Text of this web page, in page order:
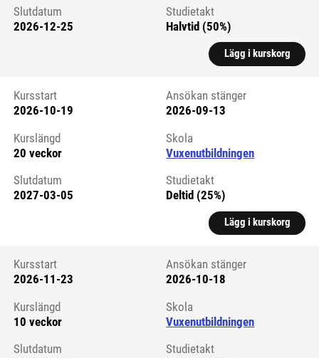
Slutdatum
2026-12-25
Studietakt
Halvtid (50%)
Lägg i kurskorg
Kursstart 6326537
Kursstart
2026-10-19
Ansökan stänger
2026-09-13
Kurslängd
20 veckor
Skola
Vuxenutbildningen
Slutdatum
2027-03-05
Studietakt
Deltid (25%)
Lägg i kurskorg
Kursstart 6326538
Kursstart
2026-11-23
Ansökan stänger
2026-10-18
Kurslängd
10 veckor
Skola
Vuxenutbildningen
Slutdatum
Studietakt